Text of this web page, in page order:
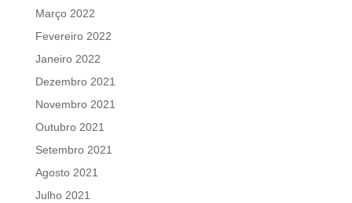
Março 2022
Fevereiro 2022
Janeiro 2022
Dezembro 2021
Novembro 2021
Outubro 2021
Setembro 2021
Agosto 2021
Julho 2021